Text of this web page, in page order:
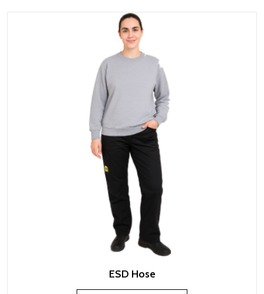
ESD Hose